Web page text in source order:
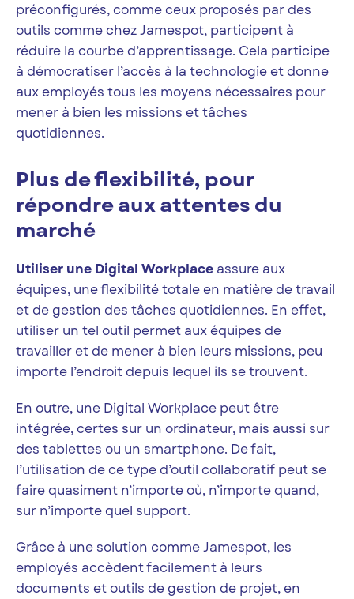
préconfigurés, comme ceux proposés par des
outils comme chez Jamespot, participent à
réduire la courbe d’apprentissage. Cela participe
à démocratiser l’accès à la technologie et donne
aux employés tous les moyens nécessaires pour
mener à bien les missions et tâches
quotidiennes.
Plus de flexibilité, pour
répondre aux attentes du
marché
Utiliser une Digital Workplace assure aux
équipes, une flexibilité totale en matière de travail
et de gestion des tâches quotidiennes. En effet,
utiliser un tel outil permet aux équipes de
travailler et de mener à bien leurs missions, peu
importe l’endroit depuis lequel ils se trouvent.
En outre, une Digital Workplace peut être
intégrée, certes sur un ordinateur, mais aussi sur
des tablettes ou un smartphone. De fait,
l’utilisation de ce type d’outil collaboratif peut se
faire quasiment n’importe où, n’importe quand,
sur n’importe quel support.
Grâce à une solution comme Jamespot, les
employés accèdent facilement à leurs
documents et outils de gestion de projet, en